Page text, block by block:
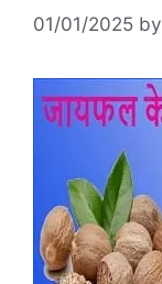
01/01/2025 by